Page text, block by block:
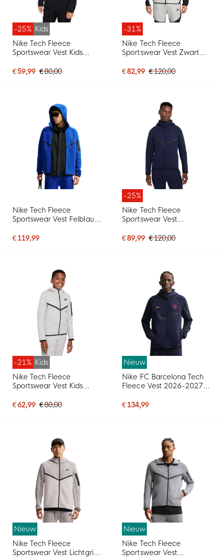
-25% Kids
Nike Tech Fleece
Sportswear Vest Kids
€ 59,99 € 80,00
-31%
Nike Tech Fleece
Sportswear Vest Zwart
€ 82,99 € 120,00
Nike Tech Fleece
Sportswear Vest Felblauw
€ 119,99
-25%
Nike Tech Fleece
Sportswear Vest
€ 89,99 € 120,00
-21% Kids
Nike Tech Fleece
Sportswear Vest Kids
€ 62,99 € 80,00
Nieuw
Nike FC Barcelona Tech
Fleece Vest 2026-2027
Roze
€ 134,99
Nieuw
Nike Tech Fleece
Sportswear Vest Lichtgrijs
Nieuw
Nike Tech Fleece
Sportswear Vest